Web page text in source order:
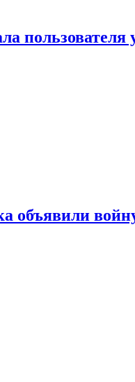
пользователя
объявили